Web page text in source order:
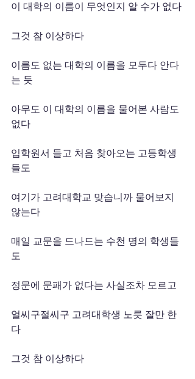
이 대학의 이름이 무엇인지 알 수가 없다
그것 참 이상하다
이름도 없는 대학의 이름을 모두다 안다
는 듯
아무도 이 대학의 이름을 물어본 사람도
없다
입학원서 들고 처음 찾아오는 고등학생
들도
여기가 고려대학교 맞습니까 물어보지
않는다
매일 교문을 드나드는 수천 명의 학생들
도
정문에 문패가 없다는 사실조차 모르고
얼씨구절씨구 고려대학생 노릇 잘만 한
다
그것 참 이상하다